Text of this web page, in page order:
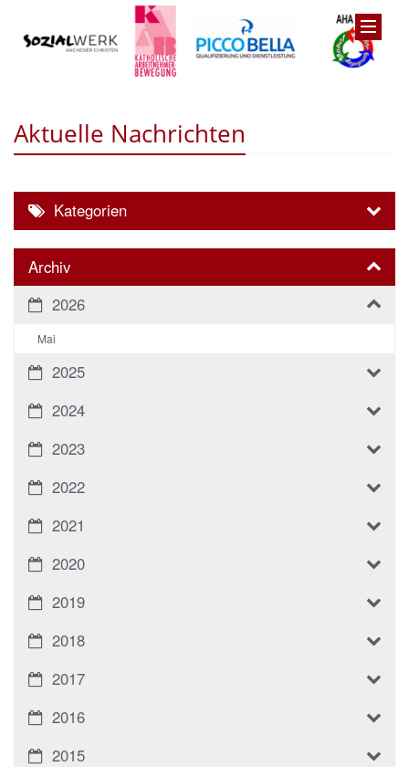
Aktuelle Nachrichten
Kategorien
Archiv
2026
Mai
2025
2024
2023
2022
2021
2020
2019
2018
2017
2016
2015